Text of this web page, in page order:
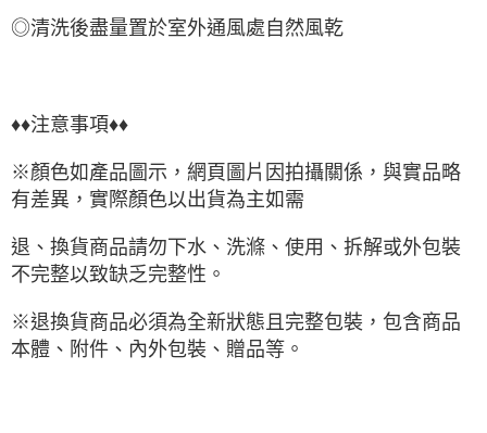
◎清洗後盡量置於室外通風處自然風乾
♦♦注意事項♦♦
※顏色如產品圖示，網頁圖片因拍攝關係，與實品略
有差異，實際顏色以出貨為主如需
退、換貨商品請勿下水、洗滌、使用、拆解或外包裝
不完整以致缺乏完整性。
※退換貨商品必須為全新狀態且完整包裝，包含商品
本體、附件、內外包裝、贈品等。